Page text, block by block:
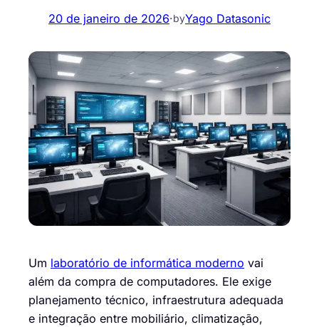
20 de janeiro de 2026·byYago Datasonic
Um laboratório de informática moderno vai
além da compra de computadores. Ele exige
planejamento técnico, infraestrutura adequada
e integração entre mobiliário, climatização,